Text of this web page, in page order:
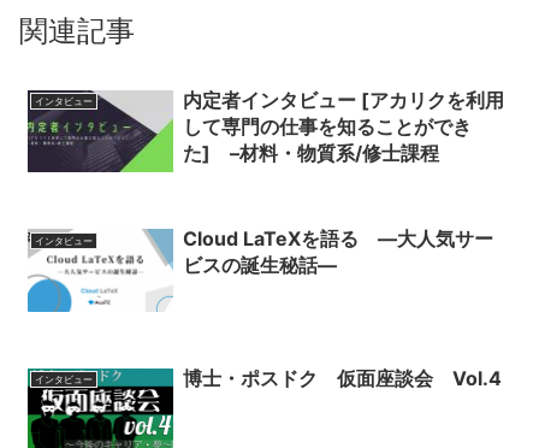
関連記事
インタビュー
内定者インタビュー [アカリクを利用
して専門の仕事を知ることができ
た] –材料・物質系/修士課程
インタビュー
Cloud LaTeXを語る ―大人気サー
ビスの誕生秘話―
インタビュー 博士・ポスドク 仮面座談会 Vol.4